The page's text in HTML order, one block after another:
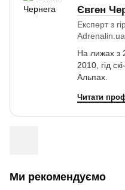
Євген
Експерт з
Adrenalin.ua
На лижах з
2010, гід
Альпах.
Читати
Ми рекомендуємо